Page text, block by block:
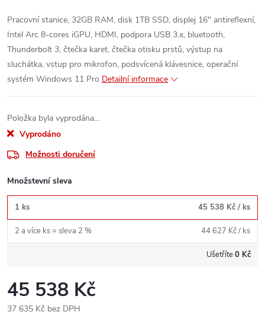
Pracovní stanice, 32GB RAM, disk 1TB SSD, displej 16" antireflexní,
Intel Arc 8-cores iGPU, HDMI, podpora USB 3.x, bluetooth,
Thunderbolt 3, čtečka karet, čtečka otisku prstů, výstup na
sluchátka, vstup pro mikrofon, podsvícená klávesnice, operační
systém Windows 11 Pro Detailní informace
Položka byla vyprodána…
Vyprodáno
Možnosti doručení
Množstevní sleva
1 ks 45 538 Kč / ks
2 a více ks = sleva 2 % 44 627 Kč/ ks
Ušetříte0 Kč
45 538 Kč
37 635 Kč bez DPH